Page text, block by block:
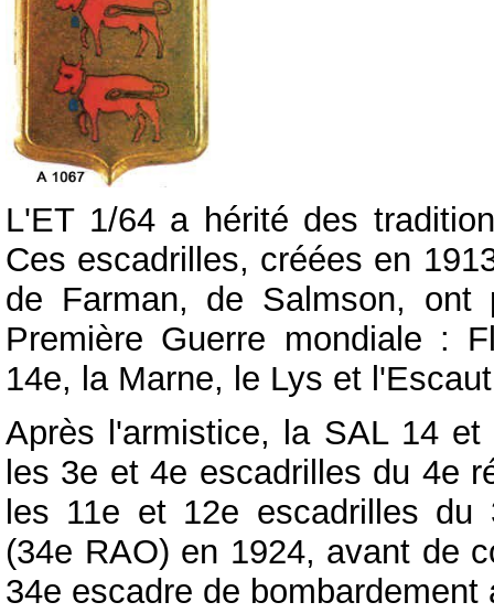
L'ET 1/64 a hérité des
Ces escadrilles, créées en
de Farman, de Salmson,
Première Guerre mondiale :
14e, la Marne, le Lys et
Après l'armistice, la SAL 14
les 3e et 4e escadrilles du 4e
les 11e et 12e escadrilles du
(34e RAO) en 1924, avant de
34e escadre de bombardement